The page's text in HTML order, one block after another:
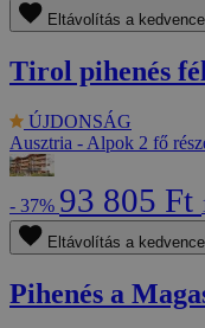
Eltávolítás a
Tirol pihenés
ÚJDONSÁG
Ausztria - Alpok 2 fő
- 37% 93 805 Ft
Eltávolítás a
Pihenés a